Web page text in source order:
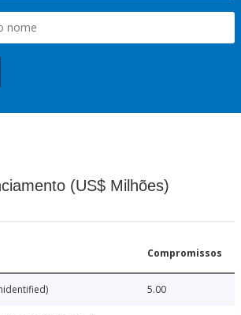
(US$ Milhões)
Compromissos
5.00